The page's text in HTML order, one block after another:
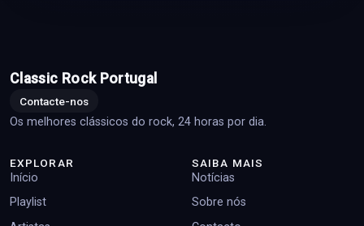
Classic Rock Portugal
Contacte-nos
Os melhores clássicos do rock, 24 horas por dia.
EXPLORAR
Início
Playlist
SAIBA MAIS
Notícias
Sobre nós